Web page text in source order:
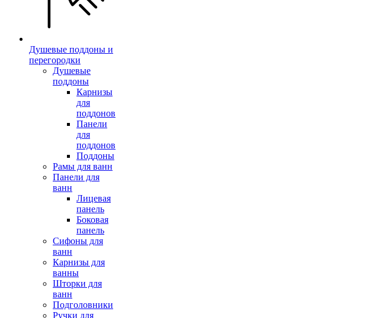
Душевые поддоны и
перегородки
Душевые
поддоны
Карнизы
для
поддонов
Панели
для
поддонов
Поддоны
Рамы для ванн
Панели для
ванн
Лицевая
панель
Боковая
панель
Сифоны для
ванн
Карнизы для
ванны
Шторки для
ванн
Подголовники
Ручки для